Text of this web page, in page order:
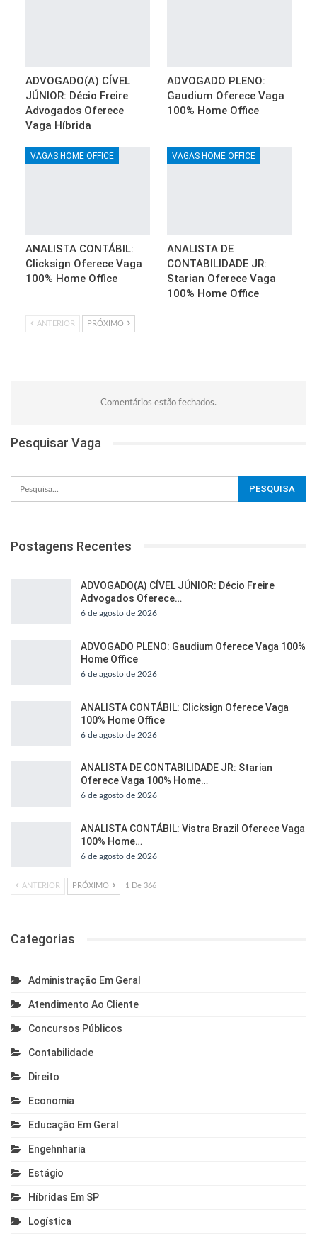
ADVOGADO(A) CÍVEL
JÚNIOR: Décio Freire
Advogados Oferece
Vaga Híbrida
ADVOGADO PLENO:
Gaudium Oferece Vaga
100% Home Office
VAGAS HOME OFFICE
ANALISTA CONTÁBIL:
Clicksign Oferece Vaga
100% Home Office
VAGAS HOME OFFICE
ANALISTA DE
CONTABILIDADE JR:
Starian Oferece Vaga
100% Home Office
ANTERIOR PRÓXIMO
Comentários estão fechados.
Pesquisar Vaga
Postagens Recentes
ADVOGADO(A) CÍVEL JÚNIOR: Décio Freire
Advogados Oferece…
6 de agosto de 2026
ADVOGADO PLENO: Gaudium Oferece Vaga 100%
Home Office
6 de agosto de 2026
ANALISTA CONTÁBIL: Clicksign Oferece Vaga
100% Home Office
6 de agosto de 2026
ANALISTA DE CONTABILIDADE JR: Starian
Oferece Vaga 100% Home…
6 de agosto de 2026
ANALISTA CONTÁBIL: Vistra Brazil Oferece Vaga
100% Home…
6 de agosto de 2026
ANTERIOR PRÓXIMO 1 De 366
Categorias
Administração Em Geral
Atendimento Ao Cliente
Concursos Públicos
Contabilidade
Direito
Economia
Educação Em Geral
Engehnharia
Estágio
Híbridas Em SP
Logística